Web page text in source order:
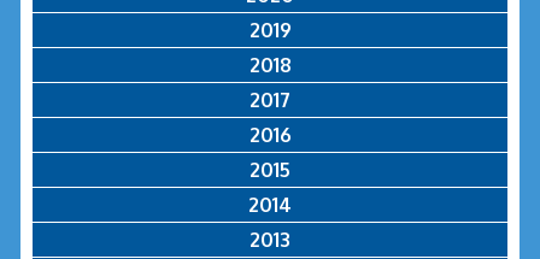
2019
2018
2017
2016
2015
2014
2013